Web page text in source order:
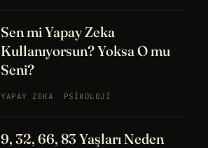
Sen mi Yapay Zeka
Kullanıyorsun? Yoksa O mu
Seni?
YAPAY ZEKA PSIKOLOJI
9, 32, 66, 83 Yaşları Neden